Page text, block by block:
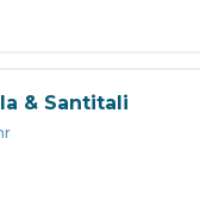
& Santitali